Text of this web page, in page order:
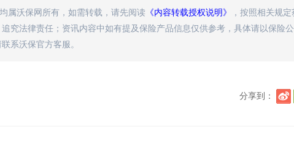
属沃保网所有，如需转载，请先阅读《内容转载授权说明》
，按照相关规定
究法律责任；资讯内容中如有提及保险产品信息仅供参考，具体请以保险
系沃保官方客服。
分享到：